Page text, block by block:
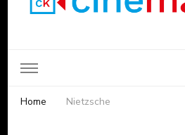
Home Nietzsche